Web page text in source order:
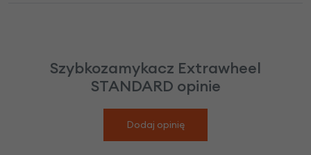
Szybkozamykacz Extrawheel
STANDARD opinie
Dodaj opinię